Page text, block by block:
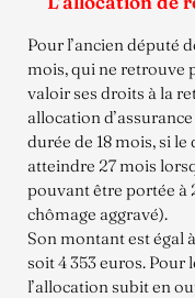
Pour l’ancien député
mois, qui ne retrouve
valoir ses droits à la
allocation
durée de 18 mois, si
atteindre 27 mois
pouvant être portée à
chômage aggravé).
Son montant est égal
soit 4 353 euros. Pour
l’allocation subit en